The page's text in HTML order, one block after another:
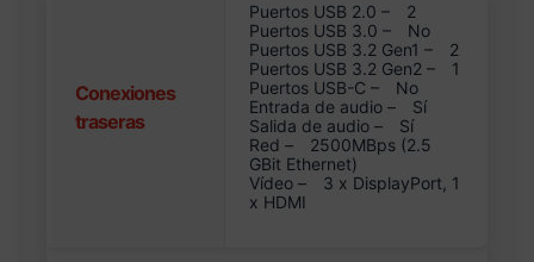
Conexiones
traseras
Puertos USB 2.0 –
2
Puertos USB 3.0 –
No
Puertos USB 3.2 Gen1 –
2
Puertos USB 3.2 Gen2 –
1
Puertos USB-C –
No
Entrada de audio –
Sí
Salida de audio –
Sí
Red –
2500MBps (2.5
GBit Ethernet)
Vídeo –
3 x DisplayPort, 1
x HDMI